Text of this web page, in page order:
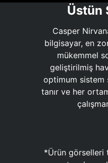
Üstün
Casper
bilgisayar, en
mükemmel
geliştirilmiş
optimum sistem
tanır ve her
*Ürün görselleri